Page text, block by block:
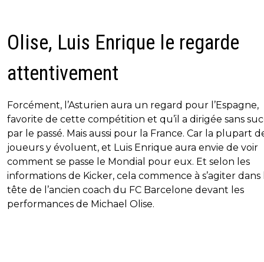
Olise, Luis Enrique le regarde
attentivement
Forcément, l’Asturien aura un regard pour l’Espagne,
favorite de cette compétition et qu’il a dirigée sans
par le passé. Mais aussi pour la France. Car la plupart
joueurs y évoluent, et Luis Enrique aura envie de voir
comment se passe le Mondial pour eux. Et selon les
informations de Kicker, cela commence à s’agiter dans
tête de l’ancien coach du FC Barcelone devant les
performances de Michael Olise.